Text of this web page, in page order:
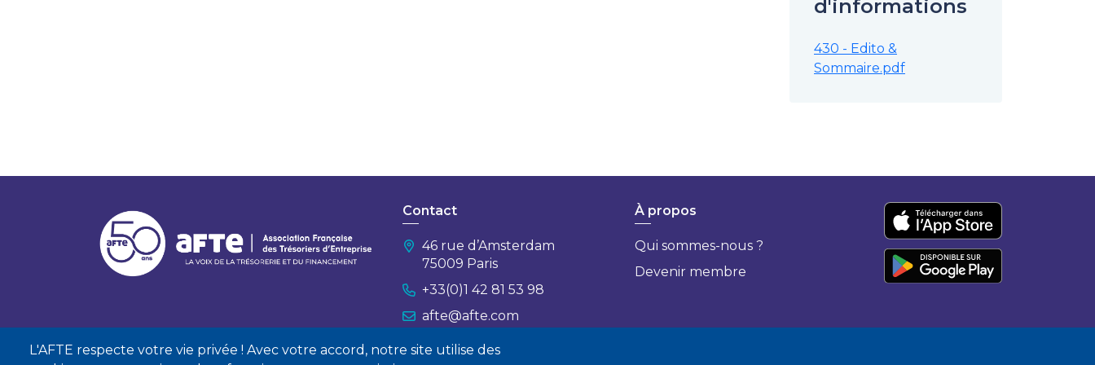
L'AFTE respecte votre vie privée ! Avec votre accord, notre site utilise des
d'informations
430 - Edito &
Sommaire.pdf
Contact
46 rue d’Amsterdam
75009 Paris
+33(0)1 42 81 53 98
afte@afte.com
Nous contacter
À propos
Qui sommes-nous ?
Devenir membre